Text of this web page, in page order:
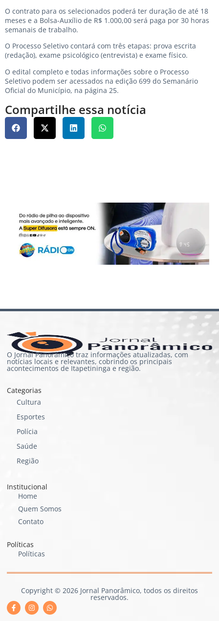
O contrato para os selecionados poderá ter duração de até 18
meses e a Bolsa-Auxílio de R$ 1.000,00 será paga por 30 horas
semanais de trabalho.
O Processo Seletivo contará com três etapas: prova escrita
(redação), exame psicológico (entrevista) e exame físico.
O edital completo e todas informações sobre o Processo
Seletivo podem ser acessados na edição 699 do Semanário
Oficial do Município, na página 25.
Compartilhe essa notícia
O Jornal Panorâmico traz informações atualizadas, com
notícias locais e relevantes, cobrindo os principais
acontecimentos de Itapetininga e região.
Categorias
Cultura
Esportes
Polícia
Saúde
Região
Institucional
Home
Quem Somos
Contato
Políticas
Políticas
Copyright © 2026 Jornal Panorâmico, todos os direitos
reservados.